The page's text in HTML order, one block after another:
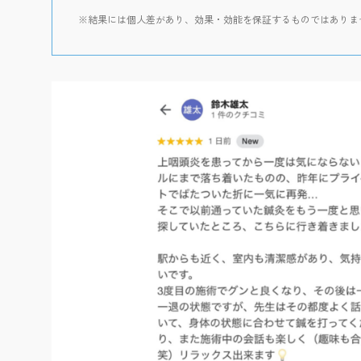
※結果には個人差があり、効果・効能を保証するものではありま